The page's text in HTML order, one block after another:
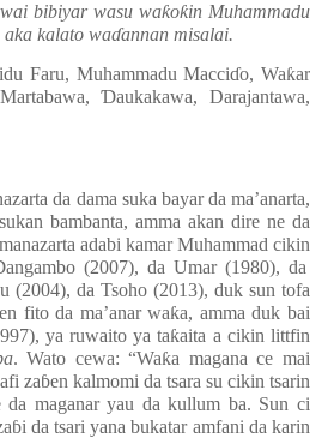
bibiyar wasu waƙoƙin Muhammadu
kalato waɗannan misalai.
Faru, Muhammadu Macciɗo, Waƙar
Ɗaukakawa, Darajantawa,
da dama suka bayar da ma’anarta,
bambanta, amma akan dire ne da
adabi kamarMuhammad cikin
angambo (2007), da Umar (1980), da
(2004), da Tsoho (2013), duk sun tofa
fito da ma’anar waƙa, amma duk bai
, ya ruwaito ya taƙaita a cikin littfin
. Wato cewa: “Waƙa magana ce mai
zaɓen kalmomi da tsara su cikin tsarin
maganar yau da kullum ba. Sun ci
ɓi da tsari yana bukatar amfani da karin